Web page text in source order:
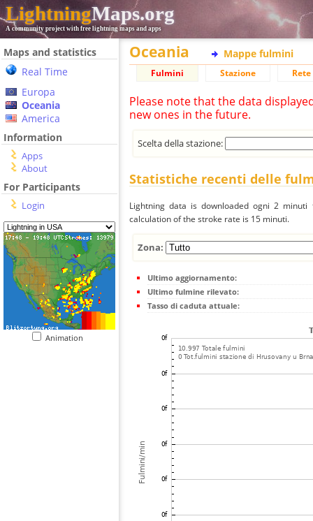
LightningMaps.org
A community project with free lightning maps and apps
Maps and statistics
Real Time
Europa
Oceania
America
Information
Apps
About
For Participants
Login
Animation
Oceania Mappe fulmini
Fulmini Stazione
Please note that the data
new ones in the future.
Scelta della stazione:
Statistiche recenti delle
Lightning data is downloaded ogni 2
calculation of the stroke rate is 15 minuti.
Zona:
Ultimo aggiornamento:
Ultimo fulmine rilevato:
Tasso di caduta attuale: